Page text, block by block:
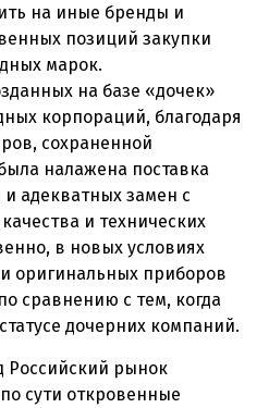
на иные бренды и
позиций закупки
марок.
на базе «дочек»
корпораций, благодаря
сохраненной
налажена поставка
адекватных замен с
и технических
в новых условиях
оригинальных приборов
сравнению с тем, когда
дочерних компаний.
Российский рынок
сути откровенные